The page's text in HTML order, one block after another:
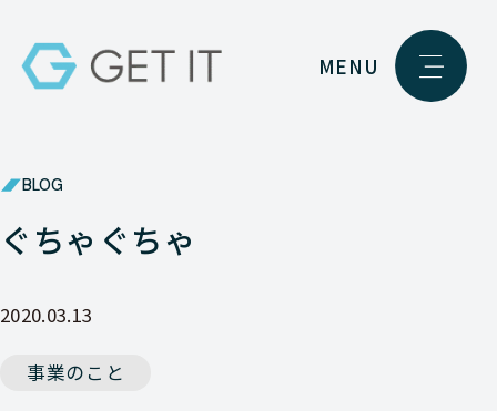
MENU
BLOG
ぐちゃぐちゃ
2020.03.13
事業のこと